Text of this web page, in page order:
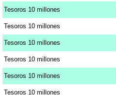
Tesoros 10 millones
Tesoros 10 millones
Tesoros 10 millones
Tesoros 10 millones
Tesoros 10 millones
Tesoros 10 millones